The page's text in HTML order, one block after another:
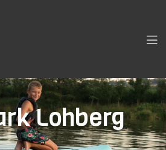
Lohberg